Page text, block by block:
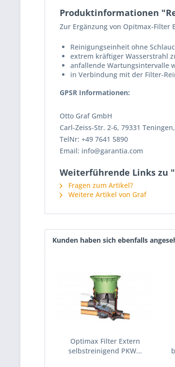
Produktinformationen
Zur Ergänzung von Opitmax-Filter
Reinigungseinheit ohne
extrem kräftiger Wasserstrahl
anfallende Wartungsintervalle
in Verbindung mit der Filter-
GPSR Informationen:
Otto Graf GmbH
Carl-Zeiss-Str. 2-6, 79331
TelNr: +49 7641 5890
Email: info@garantia.com
Weiterführende Links zu
Fragen zum Artikel?
Weitere Artikel von Graf
Kunden haben sich ebenfalls
Optimax Filter Extern
selbstreinigend PKW...